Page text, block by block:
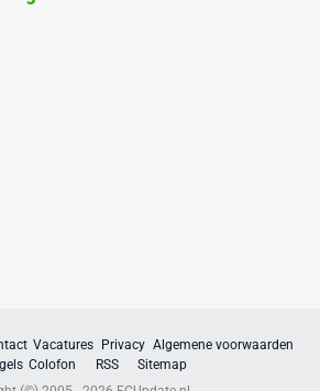
Vacatures Privacy Algemene voorwaarden
Colofon RSS
Sitemap